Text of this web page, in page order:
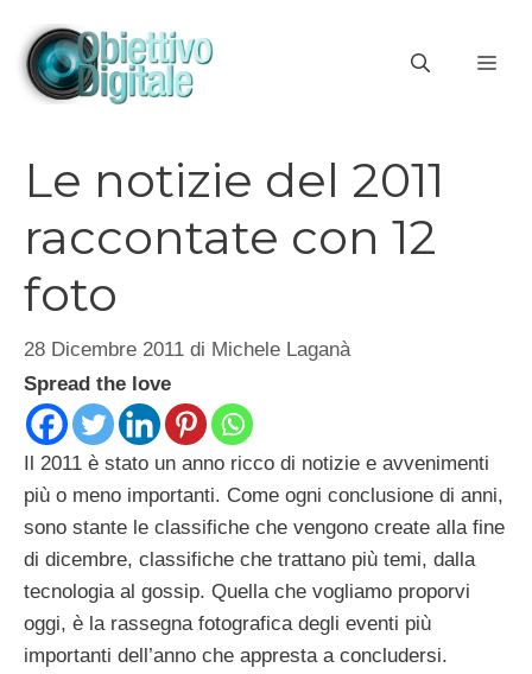
contenuto
Le notizie del 2011
raccontate con 12
foto
28 Dicembre 2011 di Michele Laganà
Spread the love
Il 2011 è stato un anno ricco di notizie e avvenimenti
più o meno importanti. Come ogni conclusione di anni,
sono stante le classifiche che vengono create alla fine
di dicembre, classifiche che trattano più temi, dalla
tecnologia al gossip. Quella che vogliamo proporvi
oggi, è la rassegna fotografica degli eventi più
importanti dell’anno che appresta a concludersi.